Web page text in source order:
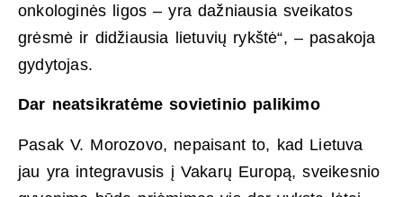
onkologinės ligos – yra dažniausia sveikatos
grėsmė ir didžiausia lietuvių rykštė“, – pasakoja
gydytojas.
Dar neatsikratėme sovietinio palikimo
Pasak V. Morozovo, nepaisant to, kad Lietuva
jau yra integravusis į Vakarų Europą, sveikesnio